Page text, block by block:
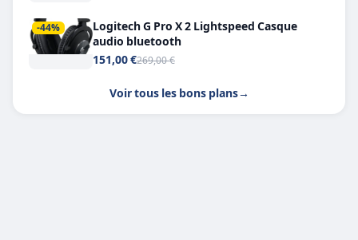
-44%
Logitech G Pro X 2 Lightspeed Casque
audio bluetooth
151,00 €269,00 €
Voir tous les bons plans→